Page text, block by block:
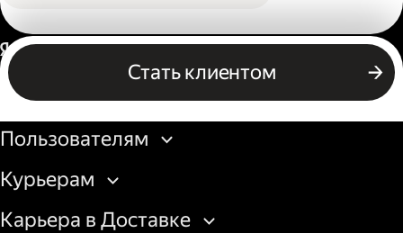
Стать клиентом
Россия
Бизнесу
Пользователям
Курьерам
Карьера в Доставке